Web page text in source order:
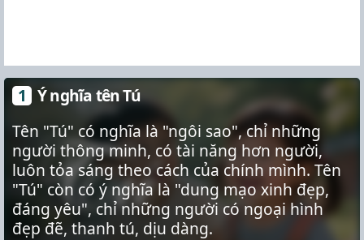
Ý nghĩa tên Tú
Tên "Tú" có nghĩa là "ngôi sao", chỉ những
người thông minh, có tài năng hơn người,
luôn tỏa sáng theo cách của chính mình. Tên
"Tú" còn có ý nghĩa là "dung mạo xinh đẹp,
đáng yêu", chỉ những người có ngoại hình
đẹp đẽ, thanh tú, dịu dàng.